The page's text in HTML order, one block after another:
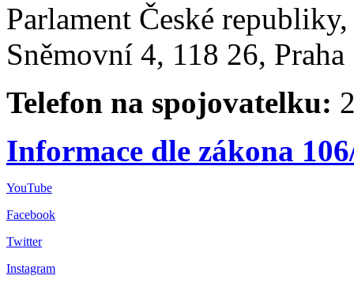
Parlament České
Sněmovní 4, 118 26,
Telefon na spojovatelku:
Informace dle zákona
YouTube
Facebook
Twitter
Instagram